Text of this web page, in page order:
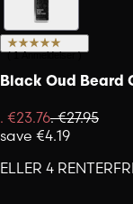
(1 Anmeldelser)
Black Oud Beard
. €23.76.€27.95
save €4.19
ELLER 4